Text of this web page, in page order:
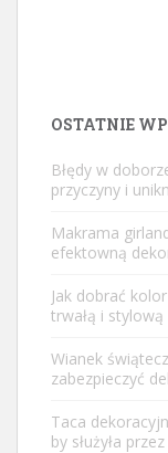
OSTATNIE
Błędy w
przyczyny i
Makrama
efektowną
Jak dobrać
trwałą i
Wianek
zabezpieczyć
Taca
by służyła